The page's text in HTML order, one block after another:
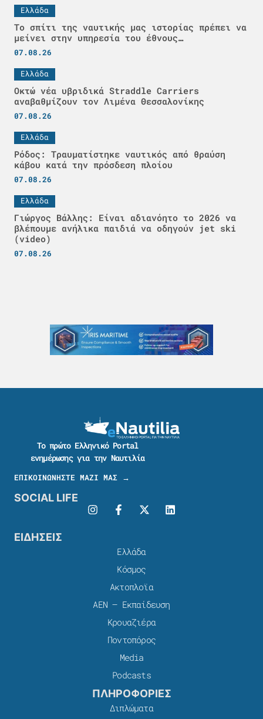
Ελλάδα
Το σπίτι της ναυτικής μας ιστορίας πρέπει να
μείνει στην υπηρεσία του έθνους…
07.08.26
Ελλάδα
Οκτώ νέα υβριδικά Straddle Carriers
αναβαθμίζουν τον Λιμένα Θεσσαλονίκης
07.08.26
Ελλάδα
Ρόδος: Τραυματίστηκε ναυτικός από θραύση
κάβου κατά την πρόσδεση πλοίου
07.08.26
Ελλάδα
Γιώργος Βάλλης: Είναι αδιανόητο το 2026 να
βλέπουμε ανήλικα παιδιά να οδηγούν jet ski
(video)
07.08.26
Το πρώτο Ελληνικό Portal
ενημέρωσης για την Ναυτιλία
ΕΠΙΚΟΙΝΩΝΗΣΤΕ ΜΑΖΙ ΜΑΣ →
SOCIAL LIFE
ΕΙΔΗΣΕΙΣ
Ελλάδα
Κόσμος
Ακτοπλοϊα
ΑΕΝ – Εκπαίδευση
Κρουαζιέρα
Ποντοπόρος
Media
Podcasts
ΠΛΗΡΟΦΟΡΙΕΣ
Διπλώματα